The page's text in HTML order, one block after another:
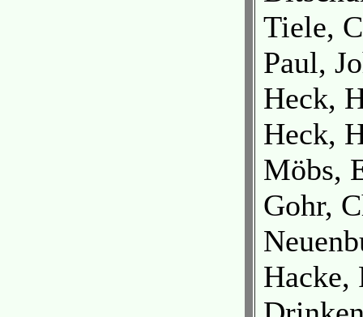
Tiele,
Paul,
Heck,
Heck,
Möbs,
Gohr,
Hacke,